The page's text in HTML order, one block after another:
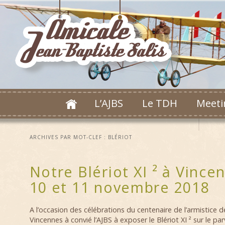
L’AJBS Le TDH
ARCHIVES PAR MOT-CLEF : BLÉRIOT
Notre Blériot XI ² à
10 et 11 novembre 2018
A l’occasion des célébrations du centenaire de l’armistice
Vincennes à convié l’AJBS à exposer le Blériot XI ² sur le